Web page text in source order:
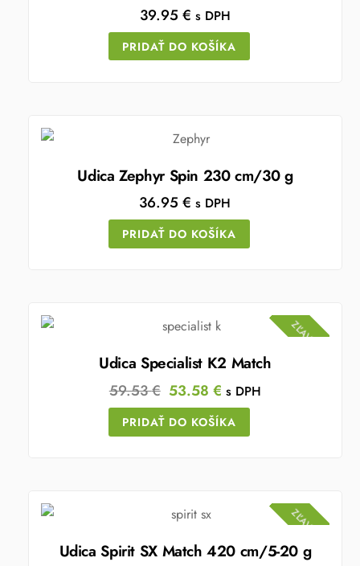
39.95 € s DPH
PRIDAŤ DO KOŠÍKA
Udica Zephyr Spin 230 cm/30 g
36.95€ s DPH
PRIDAŤ DO KOŠÍKA
ZĽAVA!
Udica Specialist K2 Match
59.53€ Original
price
was:
53.58€ Current
price
is:
s DPH
PRIDAŤ DO KOŠÍKA
ZĽAVA!
Udica Spirit SX Match 420 cm/5-20 g